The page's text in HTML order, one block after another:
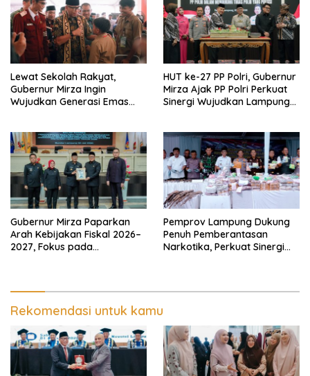
Lewat Sekolah Rakyat,
Gubernur Mirza Ingin
Wujudkan Generasi Emas
HUT ke-27 PP Polri, Gubernur
Mirza Ajak PP Polri Perkuat
Sinergi Wujudkan Lampung
Gubernur Mirza Paparkan
Arah Kebijakan Fiskal 2026–
2027, Fokus pada
Pemprov Lampung Dukung
Penuh Pemberantasan
Narkotika, Perkuat Sinergi
Rekomendasi untuk kamu